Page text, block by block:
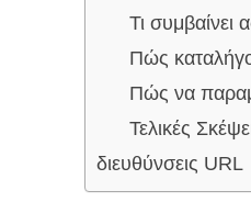
Τι συμβαίνει
Πώς
Πώς να
Τελικές
διευθύνσεις URL